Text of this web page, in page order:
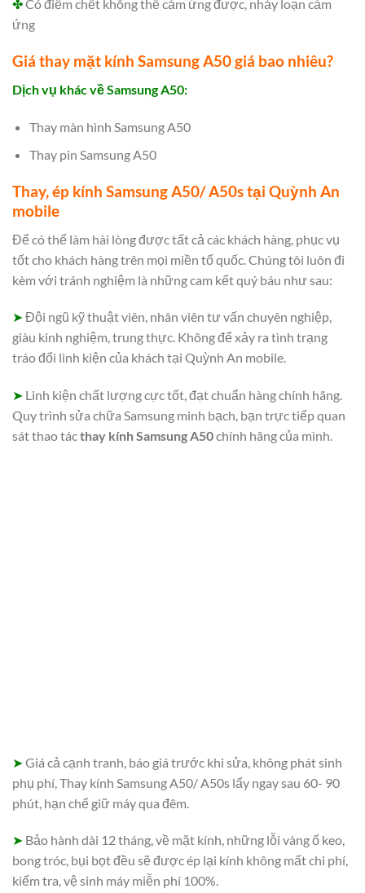
✤Có điểm chết không thể cảm ứng được, nhảy loạn cảm
ứng
Giá thay mặt kính Samsung A50 giá bao nhiêu?
Dịch vụ khác về Samsung A50:
Thay màn hình Samsung A50
Thay pin Samsung A50
Thay, ép kính Samsung A50/ A50s tại Quỳnh An
mobile
Để có thể làm hài lòng được tất cả các khách hàng, phục vụ
tốt cho khách hàng trên mọi miền tổ quốc. Chúng tôi luôn đi
kèm với tránh nghiệm là những cam kết quý báu như sau:
➤Đội ngũ kỹ thuật viên, nhân viên tư vấn chuyên nghiệp,
giàu kinh nghiệm, trung thực. Không để xảy ra tình trạng
tráo đổi linh kiện của khách tại Quỳnh An mobile.
➤ Linh kiện chất lượng cực tốt, đạt chuẩn hàng chính hãng.
Quy trình sửa chữa Samsung minh bạch, bạn trực tiếp quan
sát thao tácthay kính Samsung A50chính hãng của mình.
➤Giá cả cạnh tranh, báo giá trước khi sửa, không phát sinh
phụ phí, Thay kính Samsung A50/ A50s lấy ngay sau 60- 90
phút, hạn chế giữ máy qua đêm.
➤ Bảo hành dài 12 tháng, về mặt kính, những lỗi vàng ố keo,
bong tróc, bụi bọt đều sẽ được ép lại kính không mất chi phí,
kiểm tra, vệ sinh máy miễn phí 100%.